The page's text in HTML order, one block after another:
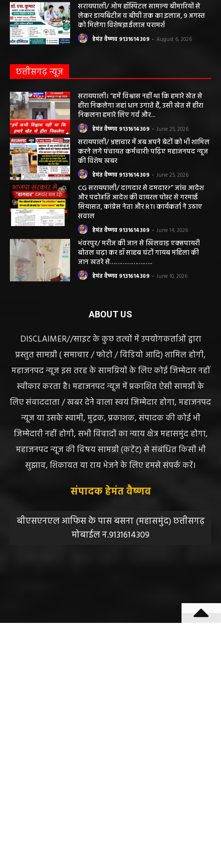
सरायपाली/ ओम हॉस्पिटल सामान्य बीमारियों से
लेकर डायबिटीज व बीपी तक का इलाज, 9 अगस्त
को मिलेगा विशेषज्ञ ईलाज परामर्श
हेमंत वैष्णव 9131614309 - August 6, 2026
छत्तीसगढ़ न्यूज़
सरायपाली। “हमें विश्वास नहीं था कि हमारे खेत से
हीरा निकलेगा जहां धान उगाते हैं, उसी खेत से हीरा
निकलना हमारे लिए गर्व और...
हेमंत वैष्णव 9131614309 - June 25, 2026
सरायपाली/ भ्रष्टाचार में अब अपने बेटों को भी शामिल
करने लगे पंचायत कर्मचारी! पढ़िए महाजनपद न्यूज
की विशेष खबर
हेमंत वैष्णव 9131614309 - June 25, 2026
CG सरायपाली/ दागदार से दमदार?” जांच आदेश
और पदोन्नति आदेश की वायरल पोस्ट से गरमाई
सियासत, कांग्रेस नेता और RTI कार्यकर्ता ने उठाए
सवाल
हेमंत वैष्णव 9131614309 - June 14, 2026
भंवरपुर/ मरीज की जान से खिलवाड़ एक्सपायरी
बोतल चढ़ा कर डॉ साहब घंटों गायब महिला की
जान खतरे से……………….…..
हेमंत वैष्णव 9131614309 - June 10, 2026
ABOUT US
DISCLAIMER//साइट के कुछ तत्वों में उपयोगकर्ताओं द्वारा
प्रस्तुत सामग्री ( समाचार / फोटो / विडियो आदि) शामिल होगी,
महाजनपद न्यूज इस तरह के सामग्रियों के लिए कोई जिम्मेदार नहीं
स्वीकार करता है। महाजनपद न्यूज में प्रकाशित ऐसी सामग्री के
लिए संवाददाता / खबर देने वाला स्वयं जिम्मेदार होगा, महाजनपद
न्यूज या उसके स्वामी, मुद्रक, प्रकाशक, संपादक की कोई भी
जिम्मेदारी नहीं होगी, सभी विवादों का न्याय क्षेत्र महासमुंद होगा,
महाजनपद न्यूज की विषय सामग्री (कटेंट) से संबंधित किसी भी
सुझाव, शिकायत या राय भेजने के लिए हमसे संपर्क करें।
संपादक हेमंत वैष्णव
बीएसएनएल आफिस के पास बसना (महासमुंद) छत्तीसगढ़
मोबाईल न.9131614309